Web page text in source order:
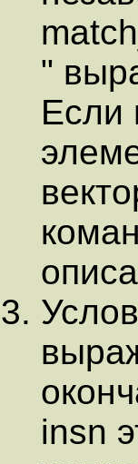
"
Если
insn